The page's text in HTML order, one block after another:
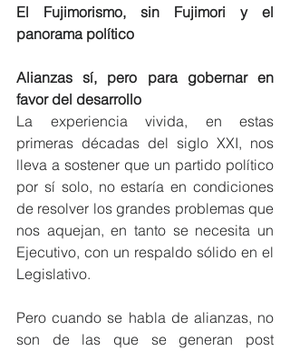
El Fujimorismo, sin Fujimori y el
panorama político
Alianzas sí, pero para gobernar en
favor del desarrollo
La experiencia vivida, en estas
primeras décadas del siglo XXI, nos
lleva a sostener que un partido político
por sí solo, no estaría en condiciones
de resolver los grandes problemas que
nos aquejan, en tanto se necesita un
Ejecutivo, con un respaldo sólido en el
Legislativo.
Pero cuando se habla de alianzas, no
son de las que se generan post